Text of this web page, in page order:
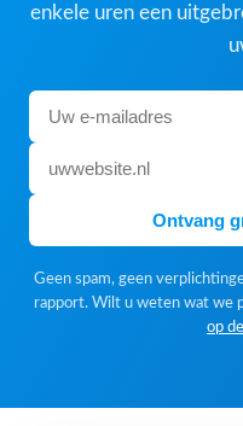
enkele uren een
Ontvang
Geen spam, geen
rapport. Wilt u weten wat we
op